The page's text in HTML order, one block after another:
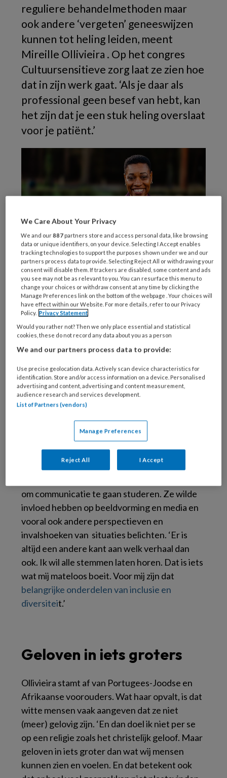
reguliere behandelmethoden maar
ook andere ‘vergeten’ geneeswijzen
kunnen tot heling leiden, meent
Mireille Ollivieira . Op het congres
Cultuursensitieve zorg laat ze zien hoe
dat in zijn werk gaat. ‘Als je daar als
professional geen besef van hebt, kan
het zijn dat je een stuk heling overslaat
voor je patiënt.’
Mireille-Ollivieira
Mireille Ollivieira groeide op in de Bijlmer. Als
tiener verbaasde ze zich erover dat er in de
media alleen slechte en lelijke verhalen over de
wijk werden verteld. ‘Het ging bijna alleen over
criminaliteit en armoede. Terwijl er ook zoveel
moois is en gebeurt in deze wijk. Dat je
achtergrond bijvoorbeeld. Ik vroeg me af
waarom dat niet in de krant of op de tv kwam.
Wie bepaalt dat?’
Andere perspectieven
om communicatie te gaan studeren. Ze wilde
invloed hebben op beeldvorming en media en
vooral ook andere perspectieven en
invalshoeken van situaties belichten. ‘Er is
altijd een andere kant aan welk verhaal dan
ook. Ik wil alle stemmen laten horen. Dat is iets
wat mij mateloos boeit. Voor mij zijn dat
belangrijke onderdelen van inclusie en
diversiteit.’
Geloven in iets groters
Ollivieira stamt af van Portugees-Joodse en
Afrikaanse voorouders. Wat haar opvalt, is dat
witte mensen vaak aangeven dat ze niet
(meer) gelovig zijn. ‘En dan doel ik niet per se
op een religie zoals het christelijk geloof. Maar
geloven in iets groter dan wat wij mensen
kunnen zien en voelen. En dat betekent ook
We Care About Your Privacy
We and our887 partners store and access personal data, like browsing
data or unique identifiers, on your device. Selecting I Accept enables
tracking technologies to support the purposes shown under we and our
partners process data to provide. Selecting Reject All or withdrawing your
consent will disable them. If trackers are disabled, some content and ads
you see may not be as relevant to you. You can resurface this menu to
change your choices or withdraw consent at any time by clicking the
Manage Preferences link on the bottom of the webpage . Your choices will
have effect within our Website. For more details, refer to our Privacy
Policy. Privacy Statement
Would you rather not? Then we only place essential and statistical
cookies, these do not record any data about you as a person
We and our partners process data to provide:
Use precise geolocation data. Actively scan device characteristics for
identification. Store and/or access information on a device. Personalised
advertising and content, advertising and content measurement,
audience research and services development.
List of Partners (vendors)
Manage Preferences
Reject All I Accept